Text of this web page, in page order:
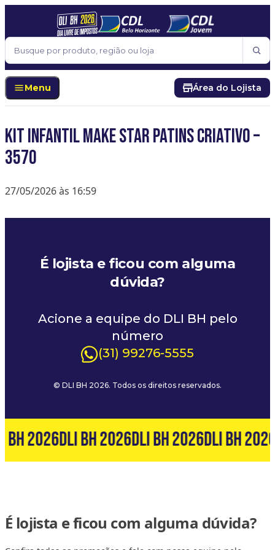
Pular para o conteúdo
Buscar
Menu Área do Lojista
Kit Infantil Make Star Patins Criativo –
3570
27/05/2026 às 16:59
É lojista e ficou com alguma
dúvida?
Acione a equipe do DLI BH pelo
número
(31) 99276-5555
© DLI BH 2026. Todos os direitos reservados.
BH 2026DLI BH 2026DLI BH 2026DLI BH 2026
É lojista e ficou com alguma dúvida?